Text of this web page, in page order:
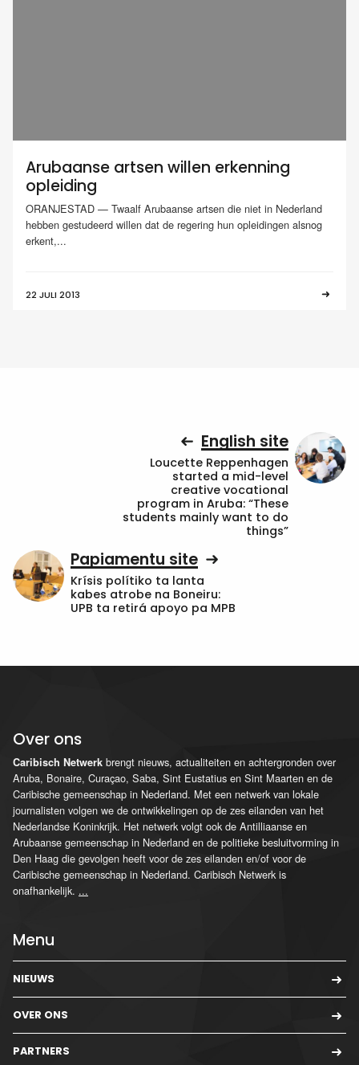
Arubaanse artsen willen erkenning
opleiding
ORANJESTAD — Twaalf Arubaanse artsen die niet in Nederland
hebben gestudeerd willen dat de regering hun opleidingen alsnog
erkent,...
22 JULI 2013
English site
Loucette Reppenhagen
started a mid-level
creative vocational
program in Aruba: “These
students mainly want to do
things”
Papiamentu site
Krísis polítiko ta lanta
kabes atrobe na Boneiru:
UPB ta retirá apoyo pa MPB
Over ons
Caribisch Netwerk brengt nieuws, actualiteiten en achtergronden over
Aruba, Bonaire, Curaçao, Saba, Sint Eustatius en Sint Maarten en de
Caribische gemeenschap in Nederland. Met een netwerk van lokale
journalisten volgen we de ontwikkelingen op de zes eilanden van het
Nederlandse Koninkrijk. Het netwerk volgt ook de Antilliaanse en
Arubaanse gemeenschap in Nederland en de politieke besluitvorming in
Den Haag die gevolgen heeft voor de zes eilanden en/of voor de
Caribische gemeenschap in Nederland. Caribisch Netwerk is
onafhankelijk. ...
Menu
NIEUWS
OVER ONS
PARTNERS